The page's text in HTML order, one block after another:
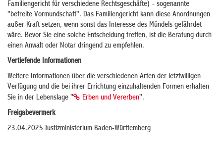
Familiengericht für verschiedene Rechtsgeschäfte) - sogenannte
"befreite Vormundschaft". Das Familiengericht kann diese Anordnungen
außer Kraft setzen, wenn sonst das Interesse des Mündels gefährdet
wäre. Bevor Sie eine solche Entscheidung treffen, ist die Beratung durch
einen Anwalt oder Notar dringend zu empfehlen.
Vertiefende Informationen
Weitere Informationen über die verschiedenen Arten der letztwilligen
Verfügung und die bei ihrer Errichtung einzuhaltenden Formen erhalten
Sie in der Lebenslage "
Erben und Vererben".
Freigabevermerk
23.04.2025 Justizministerium Baden-Württemberg